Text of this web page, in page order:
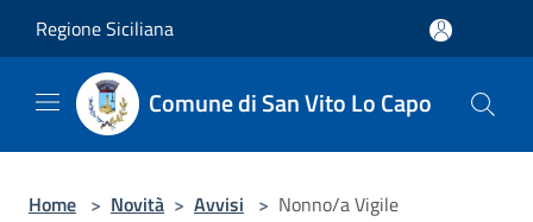
Regione Siciliana
Comune di San Vito Lo Capo
Home > Novità > Avvisi > Nonno/a Vigile